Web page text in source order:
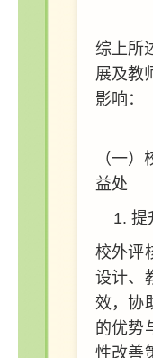
综上所
展及教
影响：
（一
益处
提
校外评
设计、
效，协
的优势
性改善